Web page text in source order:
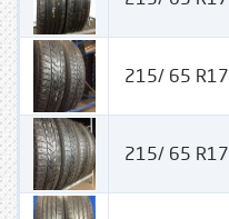
215/ 65 R17
215/ 65 R17